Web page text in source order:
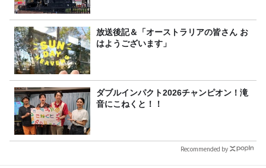
放送後記＆「オーストラリアの皆さん お
はようございます」
ダブルインパクト2026チャンピオン！滝
音にこねくと！！
Recommended by